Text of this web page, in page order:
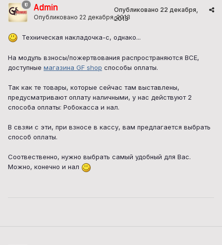
Admin
Опубликовано 22 декабря, 2013
Опубликовано 22 декабря,
2013
Техническая накладочка-с, однако...
На модуль взносы/пожертвования распространяются ВСЕ,
доступные магазина GF shop способы оплаты.
Так как те товары, которые сейчас там выставлены,
предусматривают оплату наличными, у нас действуют 2
способа оплаты: Робокасса и нал.
В свзяи с эти, при взносе в кассу, вам предлагается выбрать
способ оплаты.
Соотвественно, нужно выбрать самый удобный для Вас.
Можно, конечно и нал